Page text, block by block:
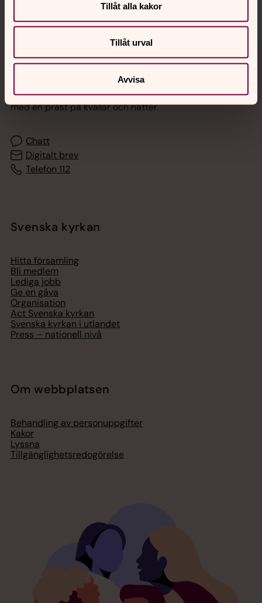
Tillåt alla kakor
Tillåt urval
Avvisa
Jourhavande präst
Akut samtals- och krisstöd. Prata eller chatta anonymt
med en präst på kvällar och nätter.
Chatt
Digitalt brev
Telefon 112
Svenska kyrkan
Hitta församling
Bli medlem
Lediga jobb
Ge en gåva
Organisation
Act Svenska kyrkan
Svenska kyrkan i utlandet
Press – nationell nivå
Om webbplatsen
Behandling av personuppgifter
Kakor
Lyssna
Tillgänglighetsredogörelse